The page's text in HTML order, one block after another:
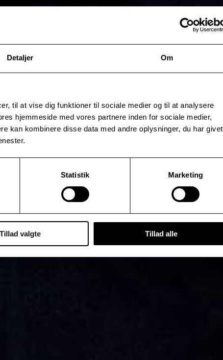
Detaljer Om
til at vise dig funktioner til sociale medier og til at analysere
hjemmeside med vores partnere inden for sociale medier,
kan kombinere disse data med andre oplysninger, du har givet
Statistik Marketing
Tillad valgte Tillad alle